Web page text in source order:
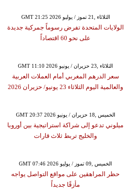
GMT 21:25 2026 الثلاثاء ,21 تموز / يوليو
الولايات المتحدة تفرض رسوماً جمركية جديدة
على نحو 60 اقتصاداً
GMT 11:10 2026 الثلاثاء ,23 حزيران / يونيو
سعر الدرهم المغربي أمام العملات العربية
والعالمية اليوم الثلاثاء 23 يونيو/ حزيران 2026
GMT 20:37 2026 الخميس ,18 حزيران / يونيو
ميلوني تدعو إلى شراكة استراتيجية بين أوروبا
والخليج تربط ثلاث قارات
GMT 07:46 2026 الخميس ,09 تموز / يوليو
حظر المراهقين على مواقع التواصل يواجه
مأزقًا جديداً